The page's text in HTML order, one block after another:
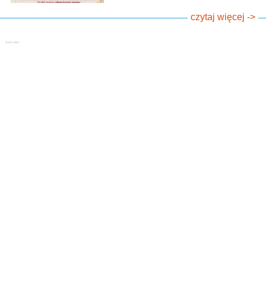
czytaj więcej ->